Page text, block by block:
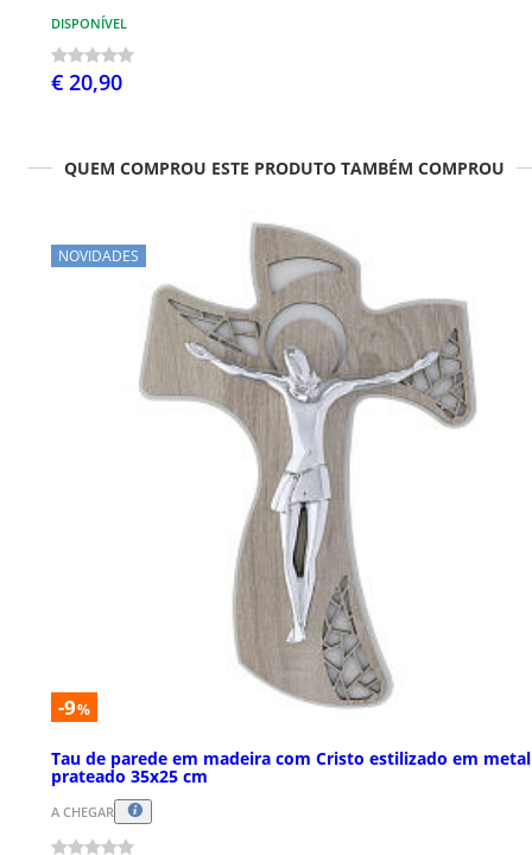
DISPONÍVEL
€ 20,90
QUEM COMPROU ESTE PRODUTO TAMBÉM COMPROU
NOVIDADES
-9%
Tau de parede em madeira com Cristo estilizado em metal
prateado 35x25 cm
A CHEGAR